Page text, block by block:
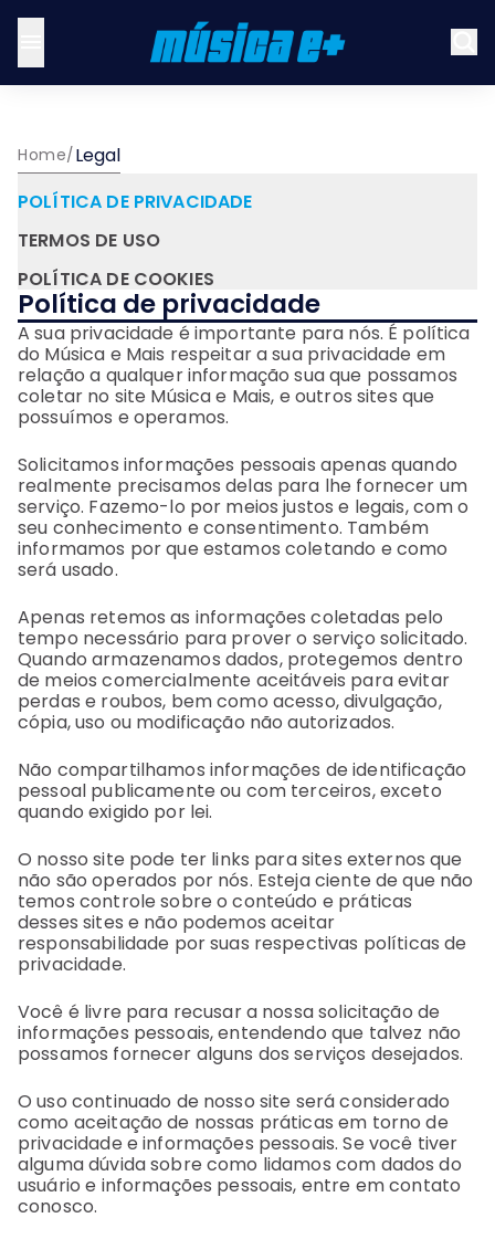
Home/Legal
POLÍTICA DE PRIVACIDADE
TERMOS DE USO
POLÍTICA DE COOKIES
Política de privacidade
A sua privacidade é importante para nós. É política
do Música e Mais respeitar a sua privacidade em
relação a qualquer informação sua que possamos
coletar no site Música e Mais, e outros sites que
possuímos e operamos.
Solicitamos informações pessoais apenas quando
realmente precisamos delas para lhe fornecer um
serviço. Fazemo-lo por meios justos e legais, com o
seu conhecimento e consentimento. Também
informamos por que estamos coletando e como
será usado.
Apenas retemos as informações coletadas pelo
tempo necessário para prover o serviço solicitado.
Quando armazenamos dados, protegemos dentro
de meios comercialmente aceitáveis para evitar
perdas e roubos, bem como acesso, divulgação,
cópia, uso ou modificação não autorizados.
Não compartilhamos informações de identificação
pessoal publicamente ou com terceiros, exceto
quando exigido por lei.
O nosso site pode ter links para sites externos que
não são operados por nós. Esteja ciente de que não
temos controle sobre o conteúdo e práticas
desses sites e não podemos aceitar
responsabilidade por suas respectivas políticas de
privacidade.
Você é livre para recusar a nossa solicitação de
informações pessoais, entendendo que talvez não
possamos fornecer alguns dos serviços desejados.
O uso continuado de nosso site será considerado
como aceitação de nossas práticas em torno de
privacidade e informações pessoais. Se você tiver
alguma dúvida sobre como lidamos com dados do
usuário e informações pessoais, entre em contato
conosco.